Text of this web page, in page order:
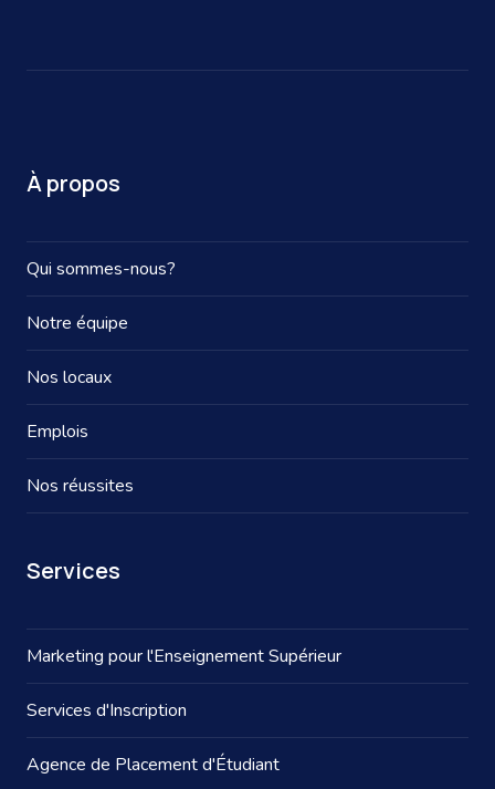
À propos
Qui sommes-nous?
Notre équipe
Nos locaux
Emplois
Nos réussites
Services
Marketing pour l'Enseignement Supérieur
Services d'Inscription
Agence de Placement d'Étudiant